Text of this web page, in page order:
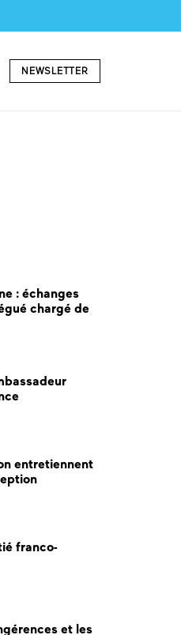
NEWSLETTER
: échanges
chargé de
entretiennent
franco-
et les